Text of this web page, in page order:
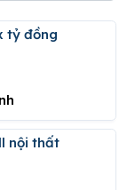
tỷ đồng
nội thất